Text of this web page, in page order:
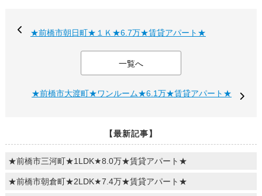
★前橋市朝日町★１Ｋ★6.7万★賃貸アパート★
一覧へ
★前橋市大渡町★ワンルーム★6.1万★賃貸アパート★
【最新記事】
★前橋市三河町★1LDK★8.0万★賃貸アパート★
★前橋市朝倉町★2LDK★7.4万★賃貸アパート★